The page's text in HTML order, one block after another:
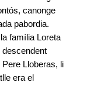
canonge
pabordia.
família Loreta
descendent
Lloberas, li
era el